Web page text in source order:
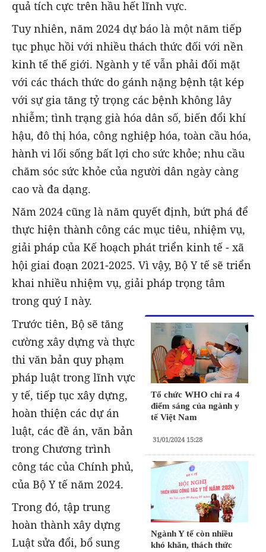
quả tích cực trên hầu hết lĩnh vực.
Tuy nhiên, năm 2024 dự báo là một năm tiếp
tục phục hồi với nhiều thách thức đối với nền
kinh tế thế giới. Ngành y tế vẫn phải đối mặt
với các thách thức do gánh nặng bệnh tật kép
với sự gia tăng tỷ trọng các bệnh không lây
nhiễm; tình trạng già hóa dân số, biến đổi khí
hậu, đô thị hóa, công nghiệp hóa, toàn cầu hóa,
hành vi lối sống bất lợi cho sức khỏe; nhu cầu
chăm sóc sức khỏe của người dân ngày càng
cao và đa dạng.
Năm 2024 cũng là năm quyết định, bứt phá để
thực hiện thành công các mục tiêu, nhiệm vụ,
giải pháp của Kế hoạch phát triển kinh tế - xã
hội giai đoạn 2021-2025. Vì vậy, Bộ Y tế sẽ triển
khai nhiều nhiệm vụ, giải pháp trọng tâm
trong quý I này.
Tổ chức WHO chỉ ra 4
điểm sáng của ngành y
tế Việt Nam
31/01/2024 15:28
Ngành Y tế còn nhiều
khó khăn, thách thức
Trước tiên, Bộ sẽ tăng
cường xây dựng và thực
thi văn bản quy phạm
pháp luật trong lĩnh vực
y tế, tiếp tục xây dựng,
hoàn thiện các dự án
luật, các đề án, văn bản
trong Chương trình
công tác của Chính phủ,
của Bộ Y tế năm 2024.
Trong đó, tập trung
hoàn thành xây dựng
Luật sửa đổi, bổ sung